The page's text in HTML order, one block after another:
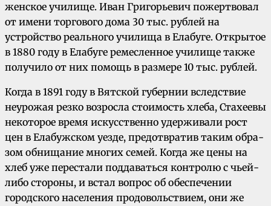
женское училище. Иван Григорь­евич пожертвовал
от имени торгового дома 30 тыс. рублей на
устройство реального училища в Елабуге. Открытое
в 1880 году в Елабуге ре­месленное училище также
получило от них по­мощь в размере 10 тыс. рублей.
Когда в 1891 году в Вятской губернии вследствие
неурожая резко возросла стоимость хлеба, Стахеевы
неко­торое время искусственно удерживали рост
цен в Елабужском уезде, предотвратив таким обра­
зом обнищание многих семей. Когда же цены на
хлеб уже перестали поддаваться контролю с чьей-
либо стороны, и встал вопрос об обеспече­нии
городского населения продовольствием, они же